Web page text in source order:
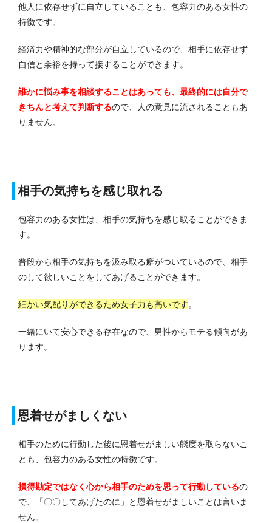
他人に依存せずに自立していることも、包容力のある女性の
特徴です。
経済力や精神的な部分が自立しているので、相手に依存せず
自信と余裕を持って接することができます。
誰かに悩み事を相談することはあっても、最終的には自分で
きちんと考えて判断するので、人の意見に流されることもあ
りません。
相手の気持ちを感じ取れる
包容力のある女性は、相手の気持ちを感じ取ることができま
す。
普段から相手の気持ちを汲み取る癖がついているので、相手
のして欲しいことをしてあげることができます。
細かい気配りができるため女子力も高いです。
一緒にいて安心できる存在なので、男性からモテる傾向があ
ります。
恩着せがましくない
相手のために行動した後に恩着せがましい態度を取らないこ
とも、包容力のある女性の特徴です。
損得勘定ではなく心から相手のためを思って行動しているの
で、「〇〇してあげたのに」と恩着せがましいことは言いま
せん。